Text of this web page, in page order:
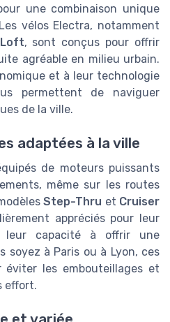
une combinaison unique
vélos Electra, notamment
Loft, sont conçus pour offrir
agréable en milieu urbain.
et à leur technologie
permettent de naviguer
de la ville.
adaptées à la ville
de moteurs puissants
même sur les routes
Step-Thru et Cruiser
appréciés pour leur
capacité à offrir une
soyez à Paris ou à Lyon, ces
les embouteillages et
effort.